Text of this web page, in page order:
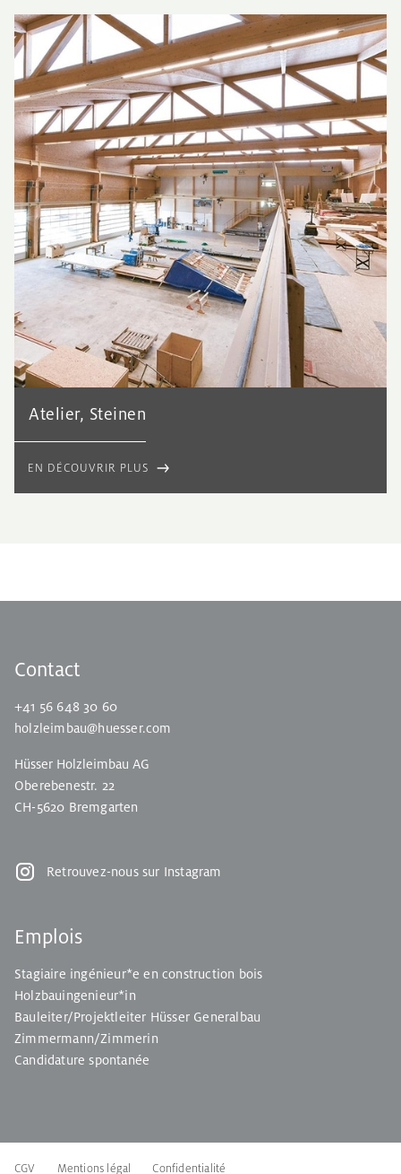
Atelier, Steinen
EN DÉCOUVRIR PLUS
Contact
+41 56 648 30 60
holzleimbau@huesser.com
Hüsser Holzleimbau AG
Oberebenestr. 22
CH-5620 Bremgarten
Retrouvez-nous sur Instagram
Emplois
Stagiaire ingénieur*e en construction bois
Holzbauingenieur*in
Bauleiter/Projektleiter Hüsser Generalbau
Zimmermann/Zimmerin
Candidature spontanée
CGV Mentions légal Confidentialité